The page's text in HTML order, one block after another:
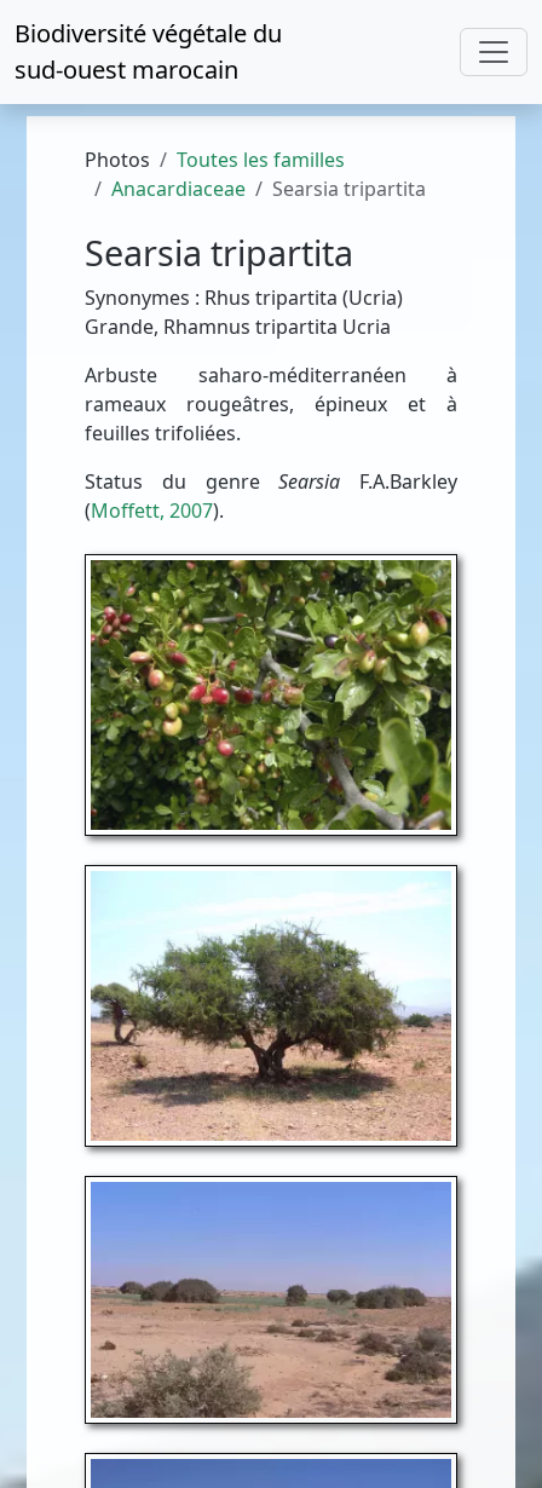
Biodiversité végétale du
sud-ouest marocain
Photos
Toutes les familles
Anacardiaceae
Searsia tripartita
Searsia tripartita
Synonymes : Rhus tripartita (Ucria)
Grande, Rhamnus tripartita Ucria
Arbuste saharo-méditerranéen à
rameaux rougeâtres, épineux et à
feuilles trifoliées.
Status du genreSearsia F.A.Barkley
(Moffett, 2007).